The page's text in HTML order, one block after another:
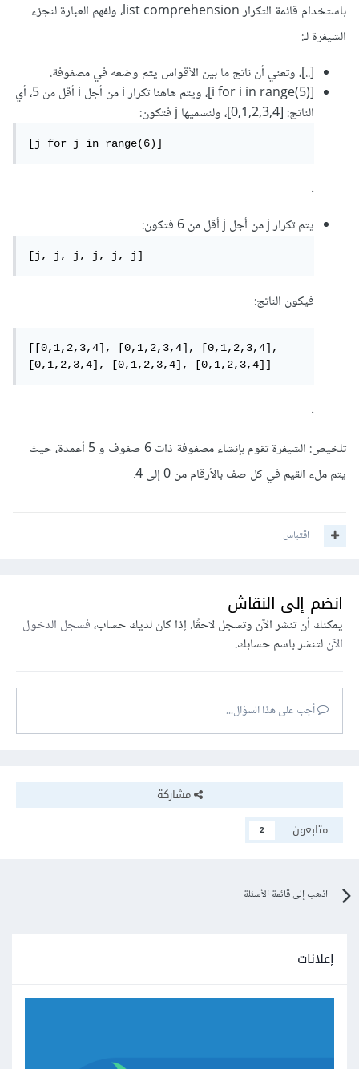
باستخدام قائمة التكرار list comprehension، ولفهم العبارة لنجزء
الشيفرة لـ:
[..]، وتعني أن ناتج ما بين الأقواس يتم وضعه في مصفوفة.
[i for i in range(5)]، ويتم هاهنا تكرار i من أجل i أقل من 5، أي
الناتج: [0,1,2,3,4]، ولنسميها j فتكون:
[j for j in range(6)]
يتم تكرار j من أجل j أقل من 6 فتكون:
[j, j, j, j, j, j]
فيكون الناتج:
[[0,1,2,3,4], [0,1,2,3,4], [0,1,2,3,4],
[0,1,2,3,4], [0,1,2,3,4], [0,1,2,3,4]]
تلخيص: الشيفرة تقوم بإنشاء مصفوفة ذات 6 صفوف و 5 أعمدة، حيث
يتم ملء القيم في كل صف بالأرقام من 0 إلى 4.
اقتباس
انضم إلى النقاش
يمكنك أن تنشر الآن وتسجل لاحقًا. إذا كان لديك حساب،فسجل الدخول
الآنلتنشر باسم حسابك.
أجب على هذا السؤال...
مشاركة
متابعون
2
اذهب إلى قائمة الأسئلة
إعلانات